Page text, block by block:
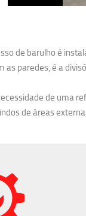
de barulho é
paredes, é a
de uma
de áreas